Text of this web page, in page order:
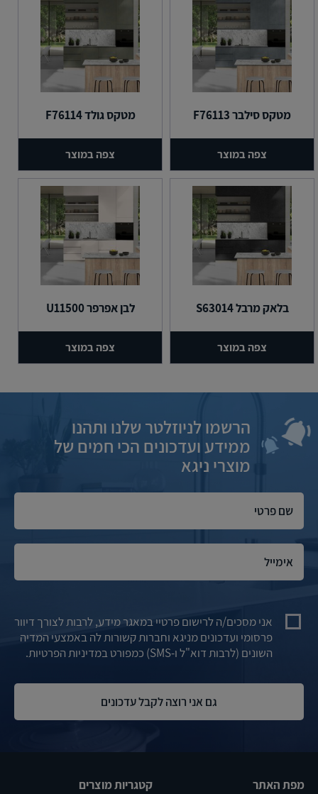
מטקס סילבר F76113
צפה במוצר
מטקס גולד F76114
צפה במוצר
בלאק מרבל S63014
צפה במוצר
לבן אפרפר U11500
צפה במוצר
הרשמו לניוזלטר שלנו ותהנו
ממידע ועדכונים הכי חמים של
מוצרי ניגא
אני מסכים/ה לרישום פרטיי במאגר מידע, לרבות לצורך דיוור
פרסומי ועדכונים מניגא וחברות קשורות לה באמצעי המדיה
השונים (לרבות דוא"ל ו-SMS) כמפורט במדיניות הפרטיות.
מפת האתר
קטגריות מוצרים